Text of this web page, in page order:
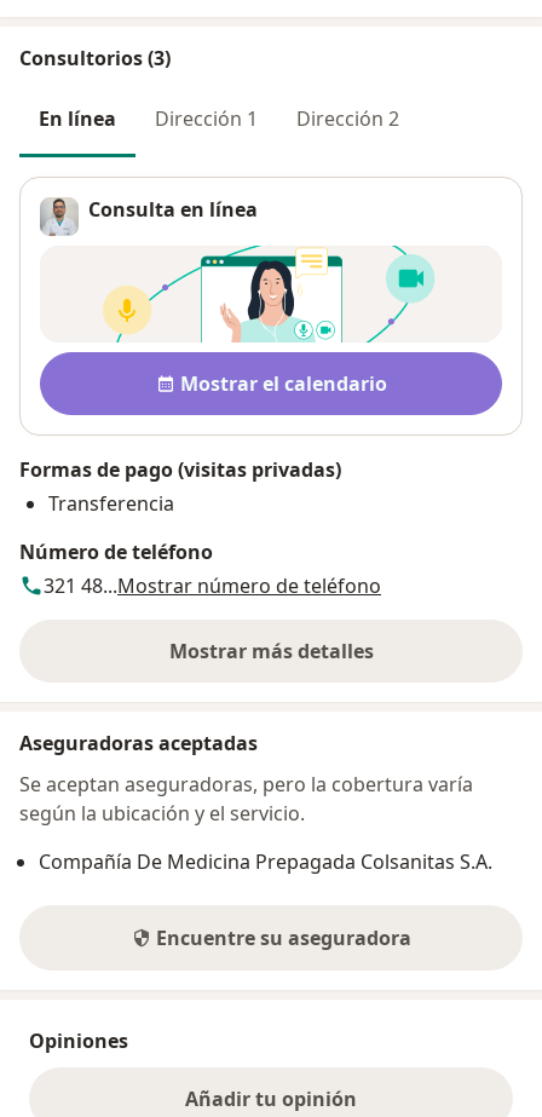
Consultorios (3)
En línea Dirección 1 Dirección 2
Consulta en línea
Disponibilidad
Mostrar el calendario
Formas de pago (visitas privadas)
Transferencia
Número de teléfono
321 48...Mostrar número de teléfono
Mostrar más detalles
sobre la dirección
Aseguradoras aceptadas
Se aceptan aseguradoras, pero la cobertura varía
según la ubicación y el servicio.
Compañía De Medicina Prepagada Colsanitas S.A.
Encuentre su aseguradora
Opiniones
Añadir tu opinión